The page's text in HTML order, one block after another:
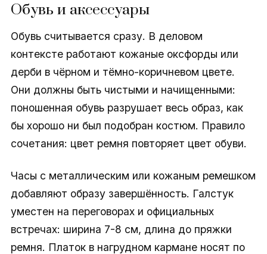
Обувь и аксессуары
Обувь считывается сразу. В деловом
контексте работают кожаные оксфорды или
дерби в чёрном и тёмно-коричневом цвете.
Они должны быть чистыми и начищенными:
поношенная обувь разрушает весь образ, как
бы хорошо ни был подобран костюм. Правило
сочетания: цвет ремня повторяет цвет обуви.
Часы с металлическим или кожаным ремешком
добавляют образу завершённость. Галстук
уместен на переговорах и официальных
встречах: ширина 7-8 см, длина до пряжки
ремня. Платок в нагрудном кармане носят по